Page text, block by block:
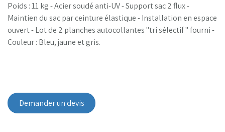
Poids : 11 kg - Acier soudé anti-UV - Support sac 2 flux -
Maintien du sac par ceinture élastique - Installation en espace
ouvert - Lot de 2 planches autocollantes "tri sélectif " fourni -
Couleur : Bleu, jaune et gris.
Demander un devis